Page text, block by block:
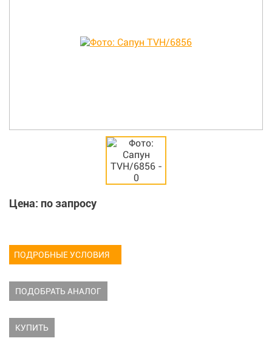
Цена: по запросу
ПОДРОБНЫЕ УСЛОВИЯ
ПОДОБРАТЬ АНАЛОГ
КУПИТЬ